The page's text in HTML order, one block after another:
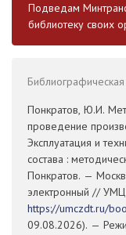
Подведам
библиотеку своих
Библиографическая
Понкратов, Ю.И.
проведение
Эксплуатация и
состава :
Понкратов. —
электронный //
https://umczdt.ru/
09.08.2026). —